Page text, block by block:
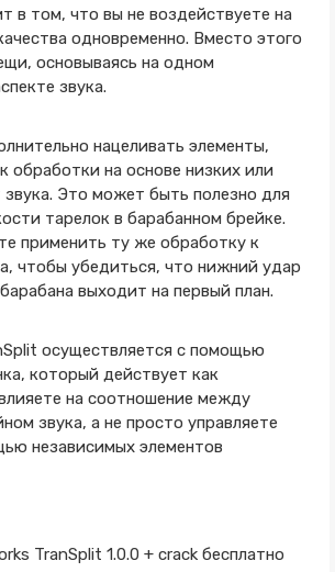
в том, что вы не воздействуете на
одновременно. Вместо этого
основываясь на одном
звука.
нацеливать элементы,
обработки на основе низких или
звука. Это может быть полезно для
тарелок в барабанном брейке.
применить ту же обработку к
чтобы убедиться, что нижний удар
выходит на первый план.
осуществляется с помощью
который действует как
на соотношение между
звука, а не просто управляете
независимых элементов
TranSplit 1.0.0 + crack бесплатно